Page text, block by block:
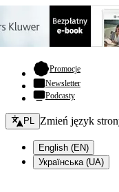
Promocje- otwiera
Newsletter
Podcasty
Zmień język - bieżący:
PL Zmień język
English (EN)
Українська (UA)